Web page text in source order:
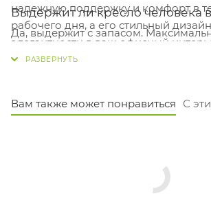
надежную поддержку и комфорт в
рабочего дня, а его стильный
элегантности в ваш офисный
свой офис более стильным и
Выдержит ли кресло человека
Да, выдержит с запасом.
Подойдет ли кресло для
Из чего сделана крестовина и
Вам также может понравиться С